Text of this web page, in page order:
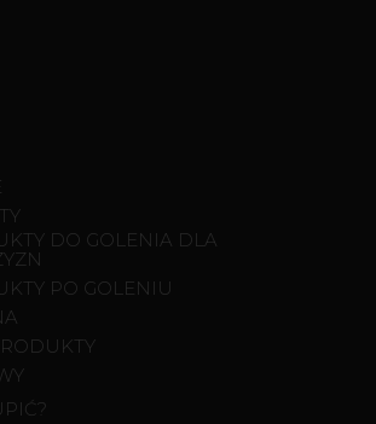
DO GOLENIA DLA
PO GOLENIU